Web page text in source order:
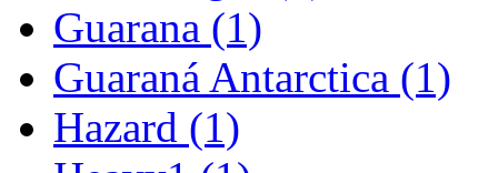
Guarana (1)
Guaraná Antarctica (1)
Hazard (1)